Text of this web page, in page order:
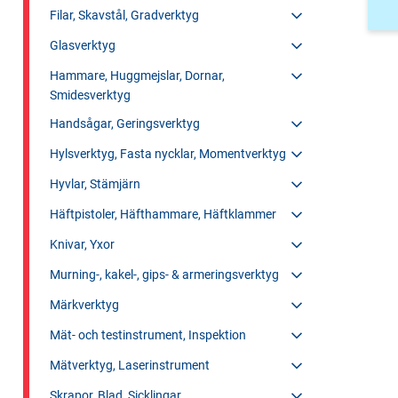
Filar, Skavstål, Gradverktyg
Glasverktyg
Hammare, Huggmejslar, Dornar,
Smidesverktyg
Handsågar, Geringsverktyg
Hylsverktyg, Fasta nycklar, Momentverktyg
Hyvlar, Stämjärn
Häftpistoler, Häfthammare, Häftklammer
Knivar, Yxor
Murning-, kakel-, gips- & armeringsverktyg
Märkverktyg
Mät- och testinstrument, Inspektion
Mätverktyg, Laserinstrument